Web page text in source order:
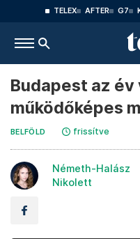
TELEX AFTER G7
Budapest az
működőképes
BELFÖLD frissítve
Németh-Halász
Nikolett